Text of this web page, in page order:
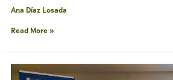
Ana Díaz Losada
Read More »
Actividades